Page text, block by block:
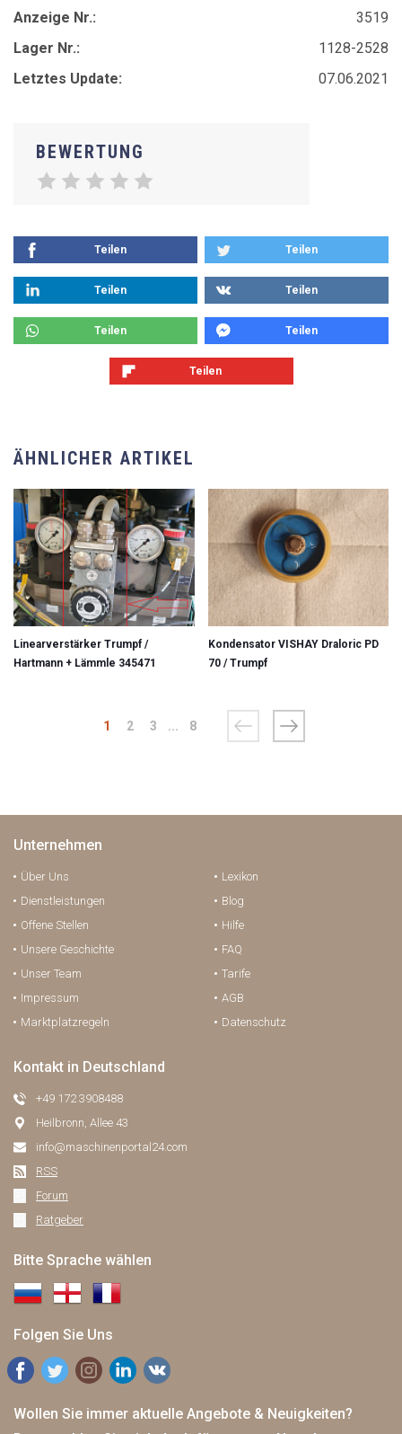
Anzeige Nr.:
3519
Lager Nr.:
1128-2528
Letztes Update:
07.06.2021
BEWERTUNG
Teilen Teilen
Teilen Teilen
Teilen Teilen
Teilen
ÄHNLICHER ARTIKEL
Linearverstärker Trumpf /
Hartmann + Lämmle 345471
Kondensator VISHAY Draloric PD
70 / Trumpf
1 2 3 ... 8
Unternehmen
Über Uns
Dienstleistungen
Offene Stellen
Unsere Geschichte
Unser Team
Impressum
Marktplatzregeln
Lexikon
Blog
Hilfe
FAQ
Tarife
AGB
Datenschutz
Kontakt in Deutschland
+49 172 3908488
Heilbronn, Allee 43
info@maschinenportal24.сom
RSS
Forum
Ratgeber
Bitte Sprache wählen
Folgen Sie Uns
Wollen Sie immer aktuelle Angebote & Neuigkeiten?